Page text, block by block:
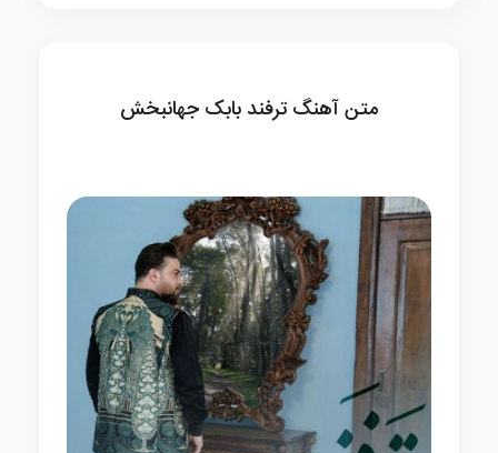
متن آهنگ ترفند بابک جهانبخش